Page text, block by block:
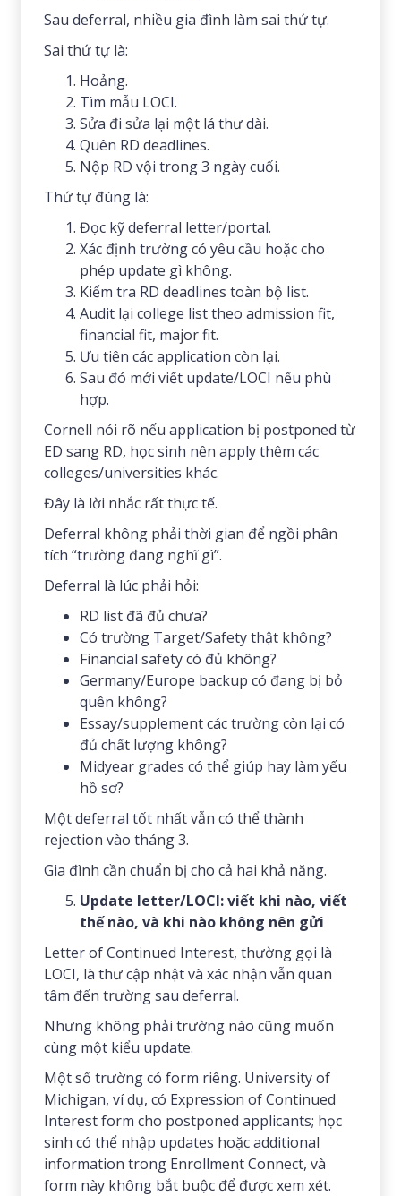
Sau deferral, nhiều gia đình làm sai thứ tự.
Sai thứ tự là:
Hoảng.
Tìm mẫu LOCI.
Sửa đi sửa lại một lá thư dài.
Quên RD deadlines.
Nộp RD vội trong 3 ngày cuối.
Thứ tự đúng là:
Đọc kỹ deferral letter/portal.
Xác định trường có yêu cầu hoặc cho
phép update gì không.
Kiểm tra RD deadlines toàn bộ list.
Audit lại college list theo admission fit,
financial fit, major fit.
Ưu tiên các application còn lại.
Sau đó mới viết update/LOCI nếu phù
hợp.
Cornell nói rõ nếu application bị postponed từ
ED sang RD, học sinh nên apply thêm các
colleges/universities khác.
Đây là lời nhắc rất thực tế.
Deferral không phải thời gian để ngồi phân
tích “trường đang nghĩ gì”.
Deferral là lúc phải hỏi:
RD list đã đủ chưa?
Có trường Target/Safety thật không?
Financial safety có đủ không?
Germany/Europe backup có đang bị bỏ
quên không?
Essay/supplement các trường còn lại có
đủ chất lượng không?
Midyear grades có thể giúp hay làm yếu
hồ sơ?
Một deferral tốt nhất vẫn có thể thành
rejection vào tháng 3.
Gia đình cần chuẩn bị cho cả hai khả năng.
Update letter/LOCI: viết khi nào, viết
thế nào, và khi nào không nên gửi
Letter of Continued Interest, thường gọi là
LOCI, là thư cập nhật và xác nhận vẫn quan
tâm đến trường sau deferral.
Nhưng không phải trường nào cũng muốn
cùng một kiểu update.
Một số trường có form riêng. University of
Michigan, ví dụ, có Expression of Continued
Interest form cho postponed applicants; học
sinh có thể nhập updates hoặc additional
information trong Enrollment Connect, và
form này không bắt buộc để được xem xét.